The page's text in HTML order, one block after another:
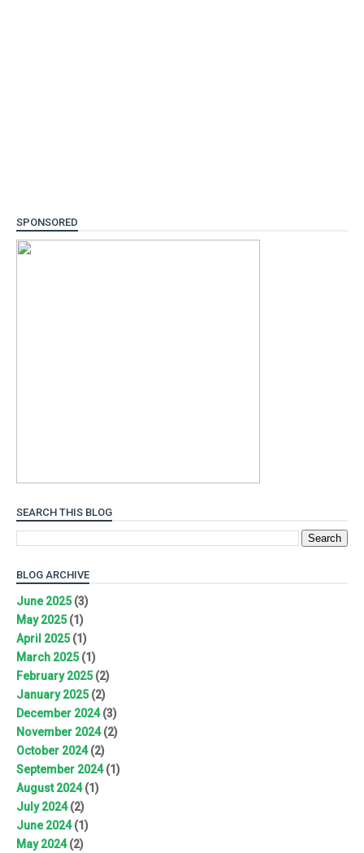
SPONSORED
SEARCH THIS BLOG
BLOG ARCHIVE
June 2025(3)
May 2025(1)
April 2025(1)
March 2025(1)
February 2025(2)
January 2025(2)
December 2024(3)
November 2024(2)
October 2024(2)
September 2024(1)
August 2024(1)
July 2024(2)
June 2024(1)
May 2024(2)